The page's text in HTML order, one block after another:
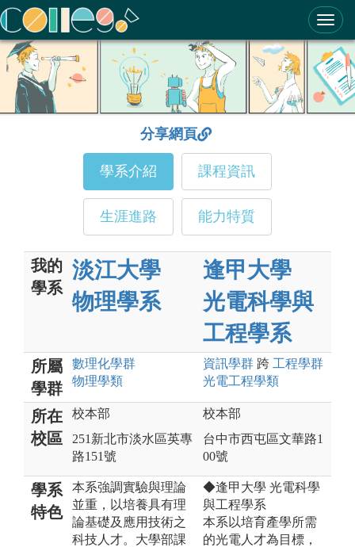
ColleGo! 大學選才與高中育才輔助系統
分享網頁
學系介紹 課程資訊
生涯進路 能力特質
我的
學系
淡江大學
物理學系
逢甲大學
光電科學與
工程學系
所屬
學群
數理化學群
物理學類
資訊學群 跨 工程學群
光電工程學類
所在
校區
校本部
251新北市淡水區英專
路151號
校本部
台中市西屯區文華路1
00號
學系
特色
本系強調實驗與理論
並重，以培養具有理
論基礎及應用技術之
科技人才。大學部課
◆逢甲大學 光電科學
與工程學系
本系以培育產學所需
的光電人才為目標，